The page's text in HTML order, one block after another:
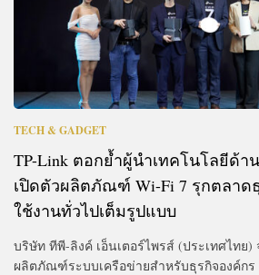
TECH & GADGET
TP-Link ตอกย้ำผู้นำเทคโนโลยีด้า
เปิดตัวผลิตภัณฑ์ Wi-Fi 7 รุกตลาด
ใช้งานทั่วไปเต็มรูปแบบ
บริษัท ทีพี-ลิงค์ เอ็นเตอร์ไพรส์ (ประเทศไทย)
ผลิตภัณฑ์ระบบเครือข่ายสำหรับธุรกิจองค์กร